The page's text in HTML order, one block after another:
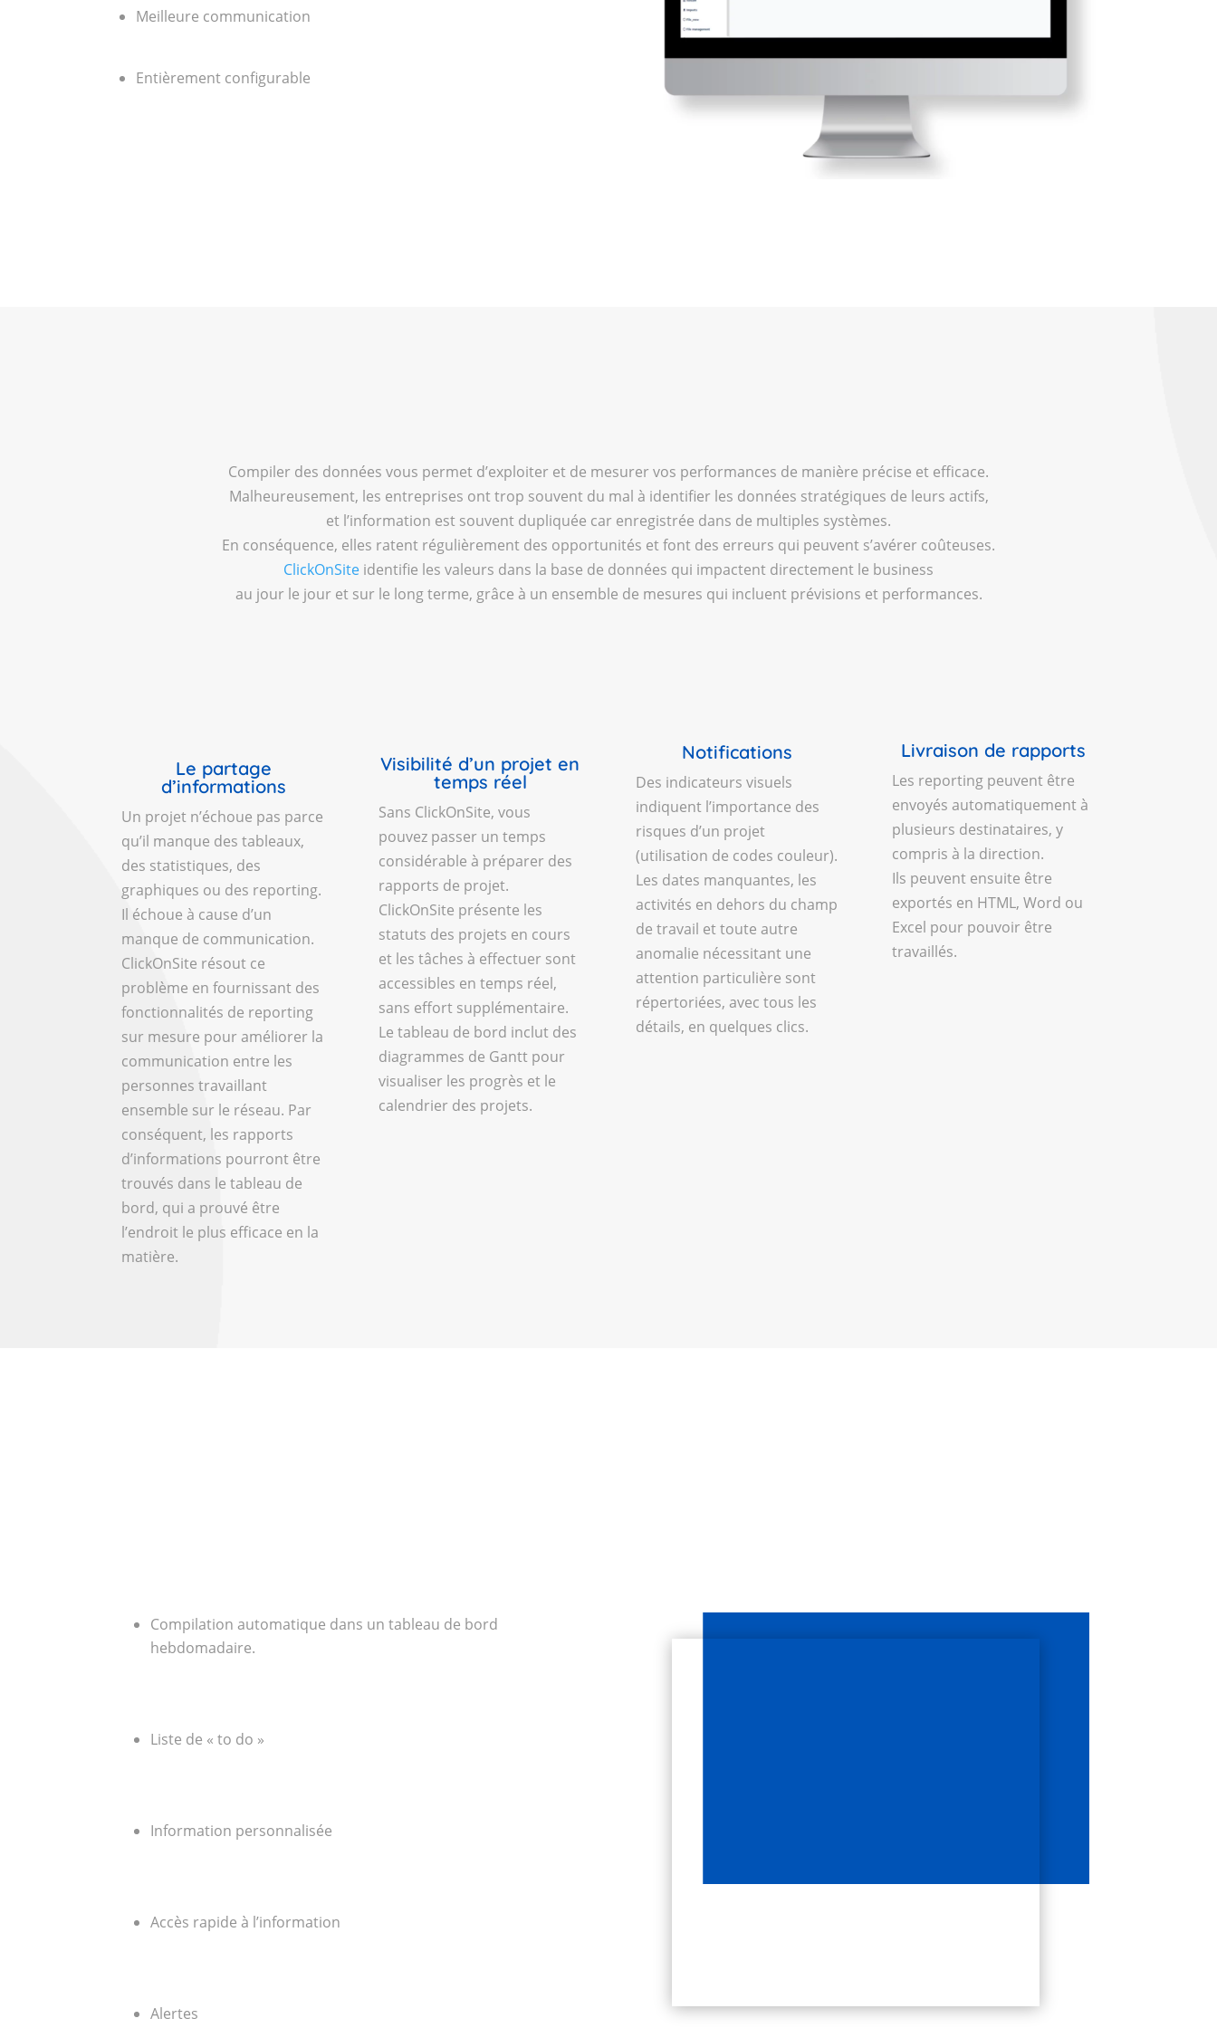
Meilleure communication
Entièrement configurable
Compiler des données vous permet d’exploiter et de mesurer vos performances de manière précise et efficace.
Malheureusement, les entreprises ont trop souvent du mal à identifier les données stratégiques de leurs actifs,
et l’information est souvent dupliquée car enregistrée dans de multiples systèmes.
En conséquence, elles ratent régulièrement des opportunités et font des erreurs qui peuvent s’avérer coûteuses.
ClickOnSite identifie les valeurs dans la base de données qui impactent directement le business
au jour le jour et sur le long terme, grâce à un ensemble de mesures qui incluent prévisions et performances.
Le partage
d’informations
Un projet n’échoue pas parce
qu’il manque des tableaux,
des statistiques, des
graphiques ou des reporting.
Il échoue à cause d’un
manque de communication.
ClickOnSite résout ce
problème en fournissant des
fonctionnalités de reporting
sur mesure pour améliorer la
communication entre les
personnes travaillant
ensemble sur le réseau. Par
conséquent, les rapports
d’informations pourront être
trouvés dans le tableau de
bord, qui a prouvé être
l’endroit le plus efficace en la
matière.
Visibilité d’un projet en
temps réel
Sans ClickOnSite, vous
pouvez passer un temps
considérable à préparer des
rapports de projet.
ClickOnSite présente les
statuts des projets en cours
et les tâches à effectuer sont
accessibles en temps réel,
sans effort supplémentaire.
Le tableau de bord inclut des
diagrammes de Gantt pour
visualiser les progrès et le
calendrier des projets.
Notifications
Des indicateurs visuels
indiquent l’importance des
risques d’un projet
(utilisation de codes couleur).
Les dates manquantes, les
activités en dehors du champ
de travail et toute autre
anomalie nécessitant une
attention particulière sont
répertoriées, avec tous les
détails, en quelques clics.
Livraison de rapports
Les reporting peuvent être
envoyés automatiquement à
plusieurs destinataires, y
compris à la direction.
Ils peuvent ensuite être
exportés en HTML, Word ou
Excel pour pouvoir être
travaillés.
Compilation automatique dans un tableau de bord
hebdomadaire.
Liste de « to do »
Information personnalisée
Accès rapide à l’information
Alertes